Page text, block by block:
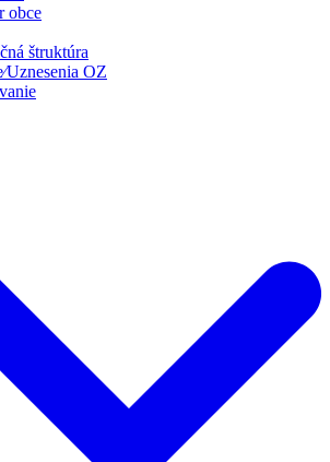
obce
štruktúra
OZ